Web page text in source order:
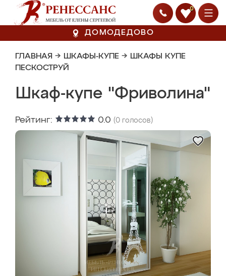
0
ДОМОДЕДОВО
ГЛАВНАЯ → ШКАФЫ-КУПЕ → ШКАФЫ КУПЕ
ПЕСКОСТРУЙ
Шкаф-купе "Фриволина"
Рейтинг: 0.0 (0 голосов)